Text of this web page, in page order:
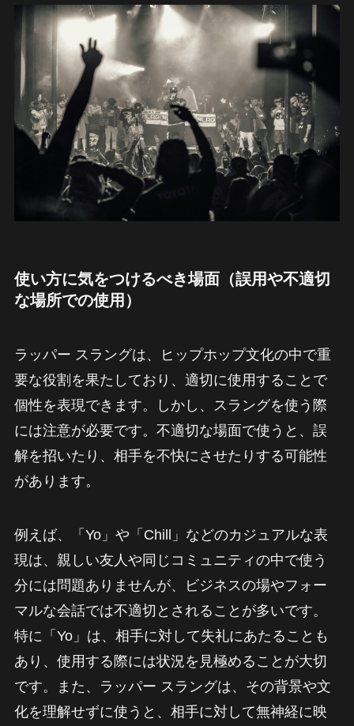
使い方に気をつけるべき場面（誤用や不適切
な場所での使用）
ラッパー スラングは、ヒップホップ文化の中で重
要な役割を果たしており、適切に使用することで
個性を表現できます。しかし、スラングを使う際
には注意が必要です。不適切な場面で使うと、誤
解を招いたり、相手を不快にさせたりする可能性
があります。
例えば、「Yo」や「Chill」などのカジュアルな表
現は、親しい友人や同じコミュニティの中で使う
分には問題ありませんが、ビジネスの場やフォー
マルな会話では不適切とされることが多いです。
特に「Yo」は、相手に対して失礼にあたることも
あり、使用する際には状況を見極めることが大切
です。また、ラッパー スラングは、その背景や文
化を理解せずに使うと、相手に対して無神経に映